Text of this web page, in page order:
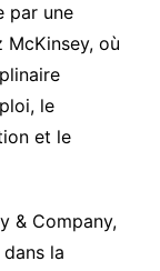
par une
McKinsey, où
le
et le
& Company,
la